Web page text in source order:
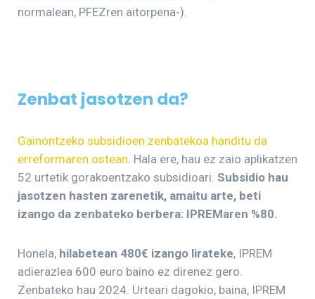
normalean, PFEZren aitorpena-).
Zenbat jasotzen da?
Gainontzeko subsidioen zenbatekoa handitu da
erreformaren ostean. Hala ere, hau ez zaio aplikatzen
52 urtetik gorakoentzako subsidioari. Subsidio hau
jasotzen hasten zarenetik, amaitu arte, beti
izango da zenbateko berbera: IPREMaren %80.
Honela, hilabetean 480€ izango lirateke, IPREM
adierazlea 600 euro baino ez direnez gero.
Zenbateko hau 2024. Urteari dagokio, baina, IPREM